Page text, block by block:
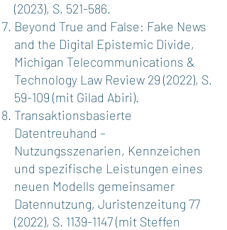
(2023), S. 521-586.
Beyond True and False: Fake News
and the Digital Epistemic Divide,
Michigan Telecommunications &
Technology Law Review 29 (2022), S.
59-109 (mit Gilad Abiri).
Transaktionsbasierte
Datentreuhand –
Nutzungsszenarien, Kennzeichen
und spezifische Leistungen eines
neuen Modells gemeinsamer
Datennutzung, Juristenzeitung 77
(2022), S. 1139-1147(mit Steffen